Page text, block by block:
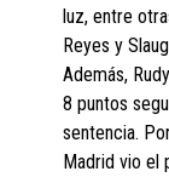
luz, entre
Reyes y
Además,
8 puntos
sentencia.
Madrid vio el